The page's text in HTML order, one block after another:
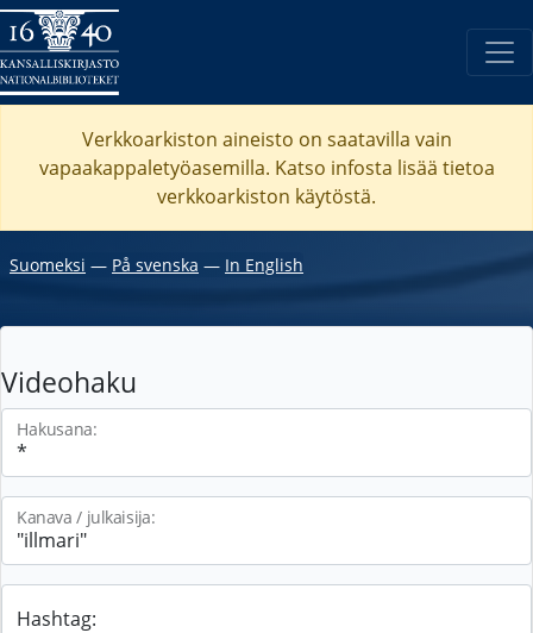
Verkkoarkiston aineisto on saatavilla vain
vapaakappaletyöasemilla. Katso infosta lisää tietoa
verkkoarkiston käytöstä.
Suomeksi ― På svenska ― In English
Videohaku
Hakusana:
Kanava / julkaisija:
Hashtag: